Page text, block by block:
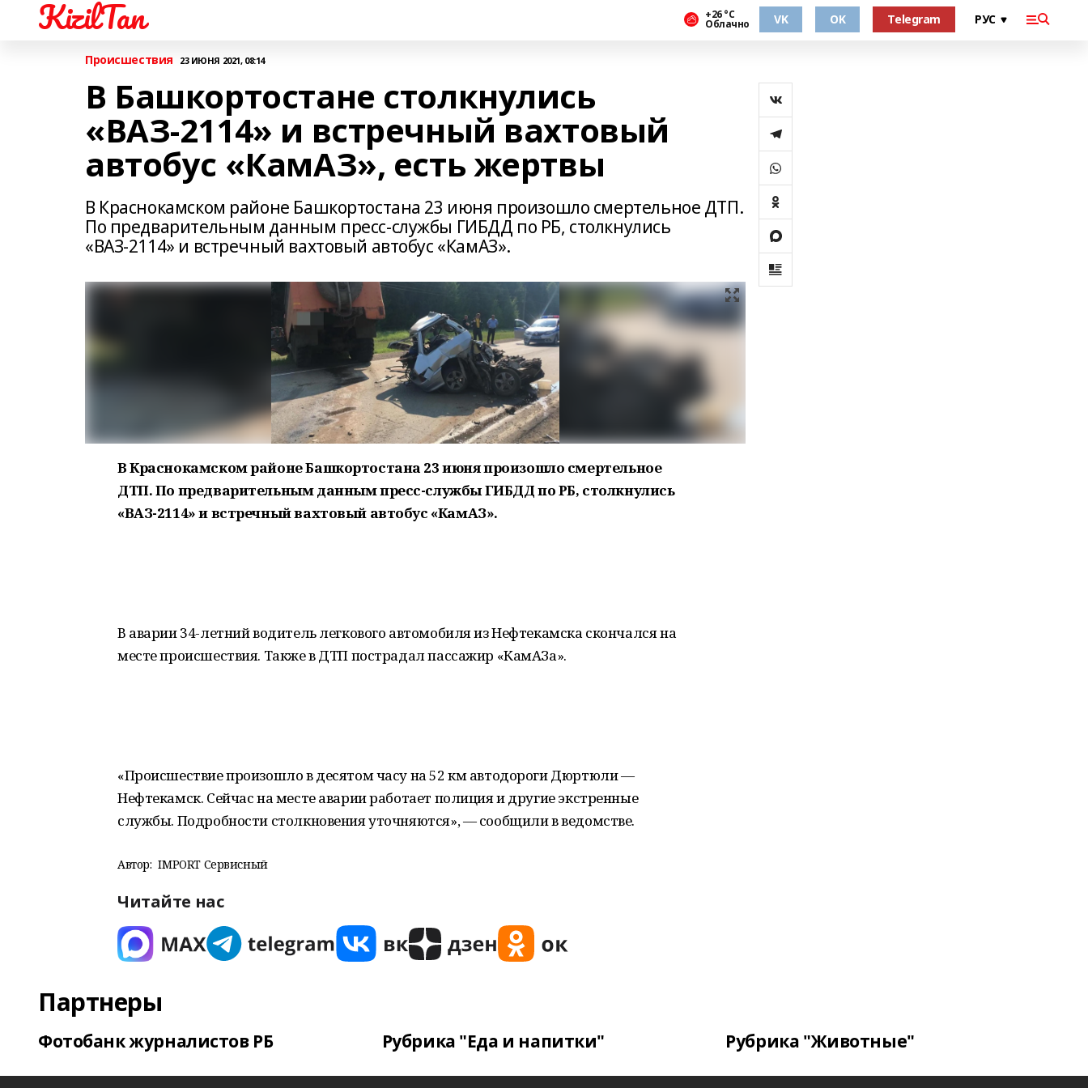
KizilTan +26 °С
Облачно VK OK Telegram
Происшествия 23 ИЮНЯ 2021, 08:14
В Башкортостане столкнулись
«ВАЗ-2114» и встречный вахтовый
автобус «КамАЗ», есть жертвы
В Краснокамском районе Башкортостана 23 июня произошло смертельное ДТП.
По предварительным данным пресс-службы ГИБДД по РБ, столкнулись
«ВАЗ-2114» и встречный вахтовый автобус «КамАЗ».
В Краснокамском районе Башкортостана 23 июня произошло смертельное
ДТП. По предварительным данным пресс-службы ГИБДД по РБ, столкнулись
«ВАЗ-2114» и встречный вахтовый автобус «КамАЗ».
В аварии 34-летний водитель легкового автомобиля из Нефтекамска скончался на
месте происшествия. Также в ДТП пострадал пассажир «КамАЗа».
«Происшествие произошло в десятом часу на 52 км автодороги Дюртюли —
Нефтекамск. Сейчас на месте аварии работает полиция и другие экстренные
службы. Подробности столкновения уточняются», — сообщили в ведомстве.
Автор: IMPORT Сервисный
Читайте нас
Партнеры
Фотобанк журналистов РБ Рубрика "Еда и напитки" Рубрика "Животные"